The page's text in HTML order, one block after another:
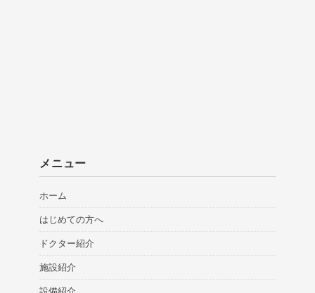
メニュー
ホーム
はじめての方へ
ドクター紹介
施設紹介